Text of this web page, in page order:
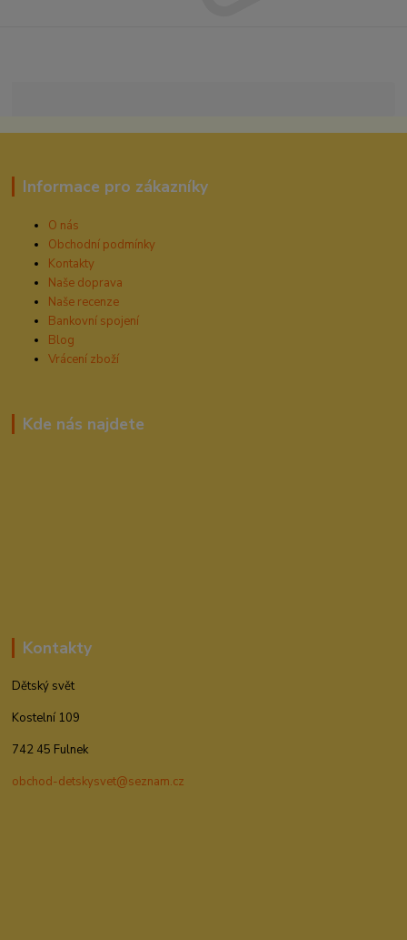
Informace pro zákazníky
O nás
Obchodní podmínky
Kontakty
Naše doprava
Naše recenze
Bankovní spojení
Blog
Vrácení zboží
Kde nás najdete
Kontakty
Dětský svět
Kostelní 109
742 45 Fulnek
obchod-detskysvet@seznam.cz